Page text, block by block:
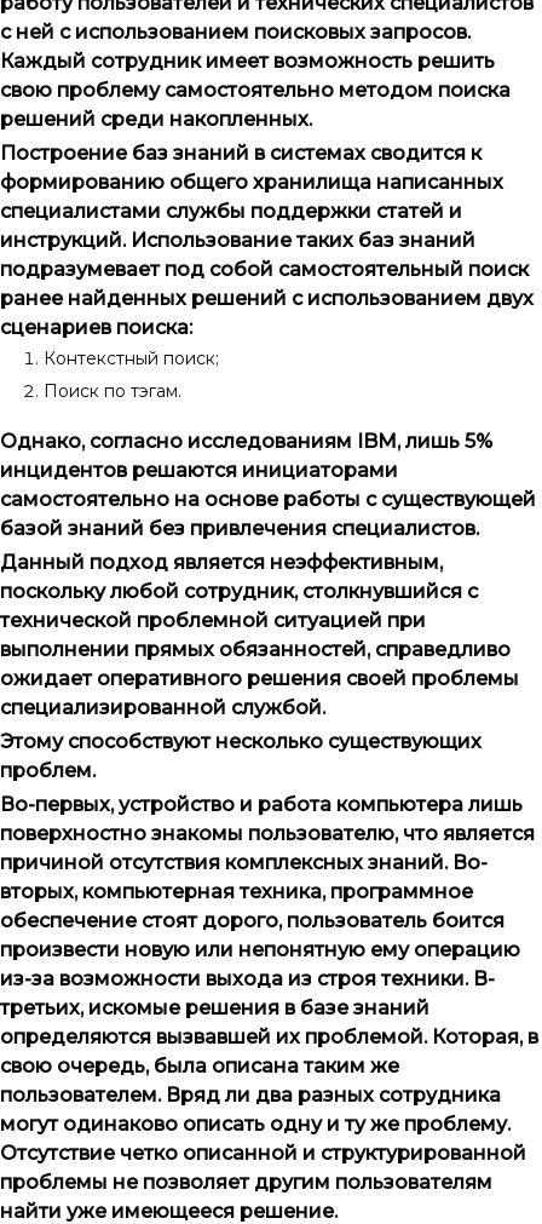
с ней с использованием поисковых запросов.
Каждый сотрудник имеет возможность решить
свою проблему самостоятельно методом поиска
решений среди накопленных.
Построение баз знаний в системах сводится к
формированию общего хранилища написанных
специалистами службы поддержки статей и
инструкций. Использование таких баз знаний
подразумевает под собой самостоятельный поиск
ранее найденных решений с использованием двух
сценариев поиска:
Контекстный поиск;
Поиск по тэгам.
Однако, согласно исследованиям IBM, лишь 5%
инцидентов решаются инициаторами
самостоятельно на основе работы с существующей
базой знаний без привлечения специалистов.
Данный подход является неэффективным,
поскольку любой сотрудник, столкнувшийся с
технической проблемной ситуацией при
выполнении прямых обязанностей, справедливо
ожидает оперативного решения своей проблемы
специализированной службой.
Этому способствуют несколько существующих
проблем.
Во-первых, устройство и работа компьютера лишь
поверхностно знакомы пользователю, что является
причиной отсутствия комплексных знаний. Во-
вторых, компьютерная техника, программное
обеспечение стоят дорого, пользователь боится
произвести новую или непонятную ему операцию
из-за возможности выхода из строя техники. В-
третьих, искомые решения в базе знаний
определяются вызвавшей их проблемой. Которая, в
свою очередь, была описана таким же
пользователем. Вряд ли два разных сотрудника
могут одинаково описать одну и ту же проблему.
Отсутствие четко описанной и структурированной
проблемы не позволяет другим пользователям
найти уже имеющееся решение.